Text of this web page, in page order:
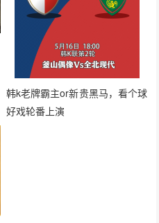
韩k老牌霸主or新贵黑马，看个球
好戏轮番上演